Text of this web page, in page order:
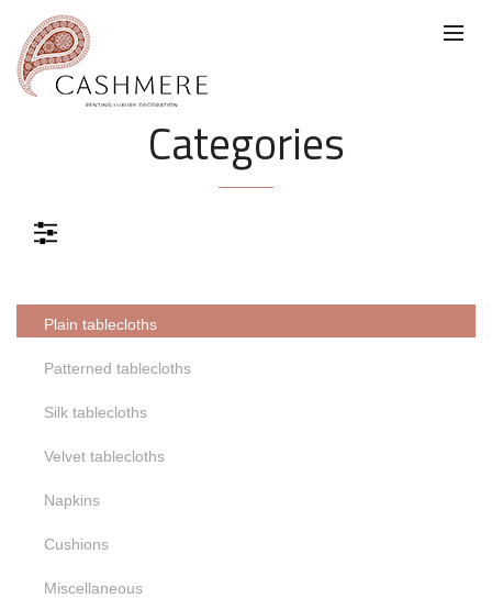
Categories
Gris Azul
Marrón Rosa
Naranja
Plain tablecloths
Patterned tablecloths
Silk tablecloths
Velvet tablecloths
Napkins
Cushions
Miscellaneous